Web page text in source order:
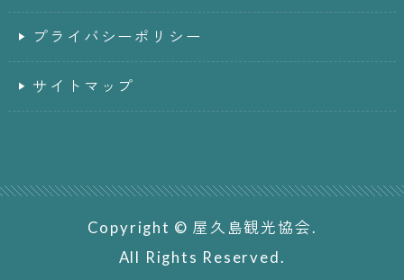
プライバシーポリシー
サイトマップ
Copyright © 屋久島観光協会.
All Rights Reserved.